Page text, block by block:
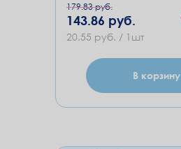
179.83 руб.
143.86 руб.
20.55 руб. / 1шт
В корзину